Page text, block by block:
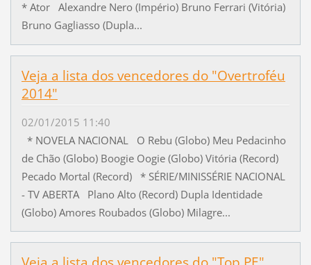
* Ator Alexandre Nero (Império) Bruno Ferrari (Vitória)
Bruno Gagliasso (Dupla...
Veja a lista dos vencedores do "Overtroféu
2014"
02/01/2015 11:40
* NOVELA NACIONAL O Rebu (Globo) Meu Pedacinho
de Chão (Globo) Boogie Oogie (Globo) Vitória (Record)
Pecado Mortal (Record) * SÉRIE/MINISSÉRIE NACIONAL
- TV ABERTA Plano Alto (Record) Dupla Identidade
(Globo) Amores Roubados (Globo) Milagre...